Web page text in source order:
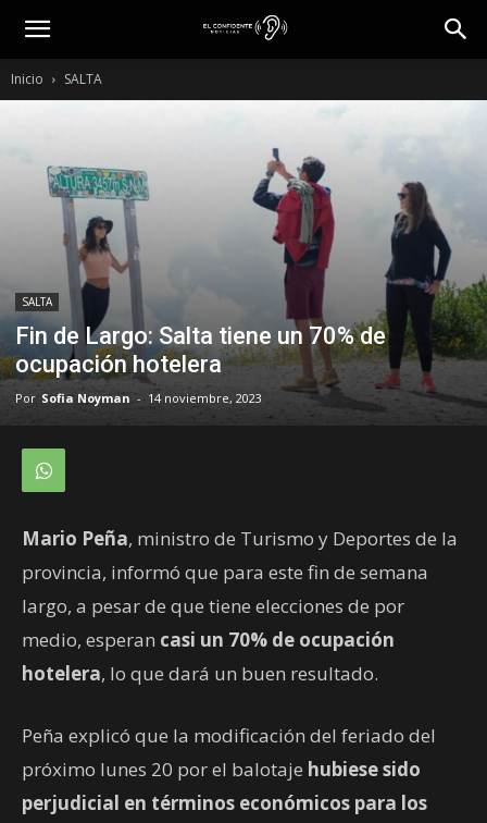
Inicio SALTA
SALTA
Fin de Largo: Salta tiene un 70% de
ocupación hotelera
Por Sofia Noyman - 14 noviembre, 2023
Mario Peña, ministro de Turismo y Deportes de la
provincia, informó que para este fin de semana
largo, a pesar de que tiene elecciones de por
medio, esperan casi un 70% de ocupación
hotelera, lo que dará un buen resultado.
Peña explicó que la modificación del feriado del
próximo lunes 20 por el balotaje hubiese sido
perjudicial en términos económicos para los